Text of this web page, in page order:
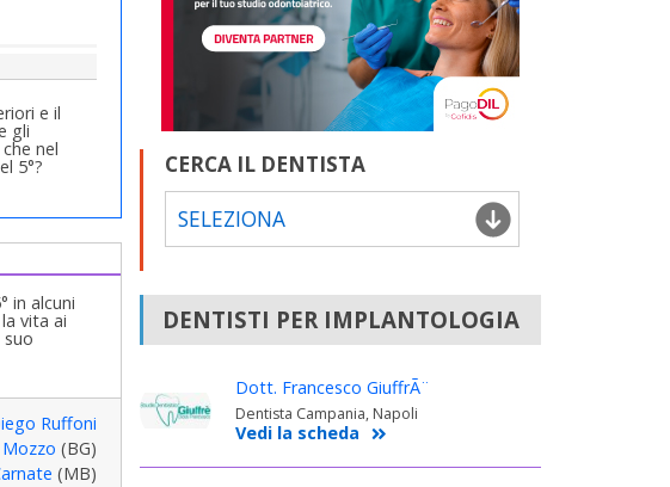
e il
gli
nel
5°?
in alcuni
vita ai
suo
Ruffoni
Mozzo (BG)
(MB)
CERCA IL DENTISTA
SELEZIONA
DENTISTI PER IMPLANTOLOGIA
Dott. Francesco GiuffrÃ¨
Dentista Campania, Napoli
Vedi la scheda